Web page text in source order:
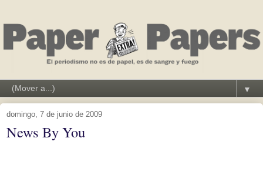
▼
domingo, 7 de junio de 2009
News By You